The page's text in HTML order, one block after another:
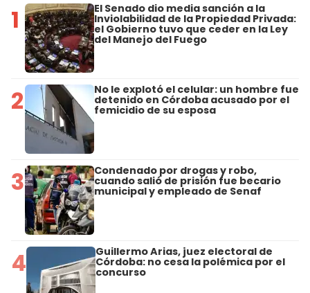
1 El Senado dio media sanción a la
Inviolabilidad de la Propiedad Privada:
el Gobierno tuvo que ceder en la Ley
del Manejo del Fuego
2 No le explotó el celular: un hombre fue
detenido en Córdoba acusado por el
femicidio de su esposa
3 Condenado por drogas y robo,
cuando salió de prisión fue becario
municipal y empleado de Senaf
4 Guillermo Arias, juez electoral de
Córdoba: no cesa la polémica por el
concurso